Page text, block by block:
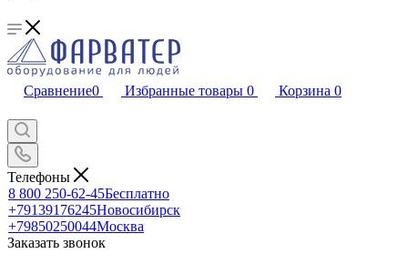
Сравнение0 Избранные товары 0 Корзина 0
Телефоны
8 800 250-62-45Бесплатно
+79139176245Новосибирск
+79850250044Москва
Заказать звонок